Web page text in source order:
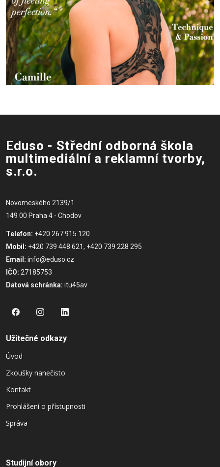
Eduso - Střední odborná škola
multimediální a reklamní tvorby,
s.r.o.
Novomeského 2139/1
149 00 Praha 4 - Chodov
Telefon: +420 267 915 120
Mobil: +420 739 448 621, +420 739 228 295
Email: info@eduso.cz
IČO: 27185753
Datová schránka: itu45av
Užitečné odkazy
Úvod
Zkoušky nanečisto
Kontakt
Prohlášení o přístupnosti
Správa
Studijní obory